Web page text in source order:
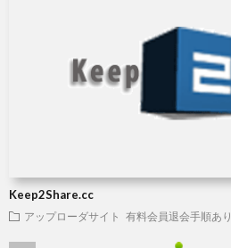
Keep2Share.cc
アップローダサイト 有料会員退会手順あり